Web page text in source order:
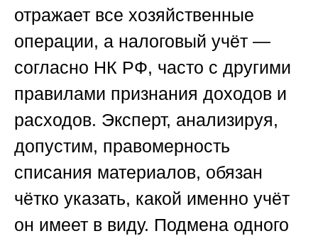
отражает все хозяйственные
операции, а налоговый учёт —
согласно НК РФ, часто с другими
правилами признания доходов и
расходов. Эксперт, анализируя,
допустим, правомерность
списания материалов, обязан
чётко указать, какой именно учёт
он имеет в виду. Подмена одного